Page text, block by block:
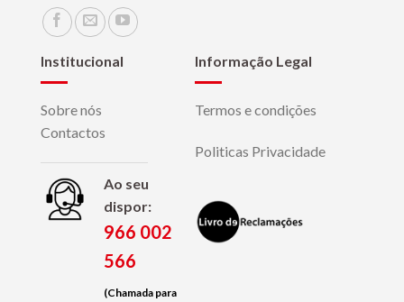
Institucional
Sobre nós
Contactos
Ao seu
dispor:
966 002
566
(Chamada para
Informação Legal
Termos e condições
Politicas Privacidade